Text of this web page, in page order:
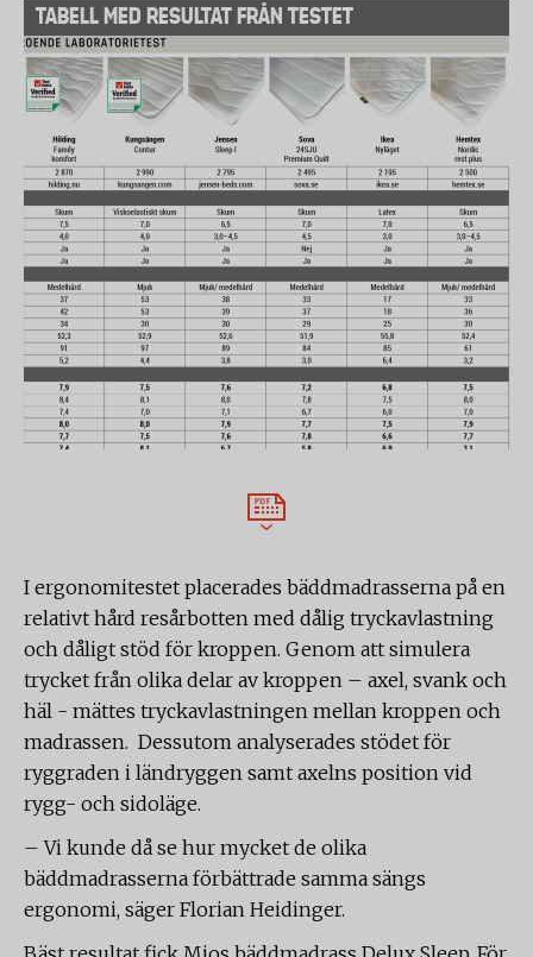
TABELL MED RESULTAT FRÅN TESTET
I ergonomitestet placerades bäddmadrasserna på en
relativt hård resårbotten med dålig tryckavlastning
och dåligt stöd för kroppen. Genom att simulera
trycket från olika delar av kroppen – axel, svank och
häl - mättes tryckavlastningen mellan kroppen och
madrassen. Dessutom analyserades stödet för
ryggraden i ländryggen samt axelns position vid
rygg- och sidoläge.
– Vi kunde då se hur mycket de olika
bäddmadrasserna förbättrade samma sängs
ergonomi, säger Florian Heidinger.